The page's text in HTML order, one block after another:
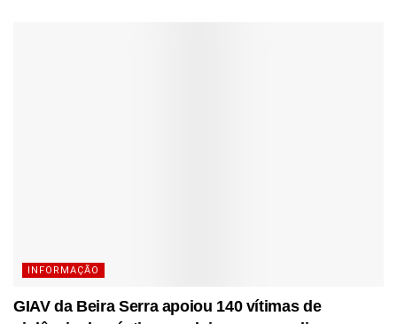
INFORMAÇÃO
GIAV da Beira Serra apoiou 140 vítimas de